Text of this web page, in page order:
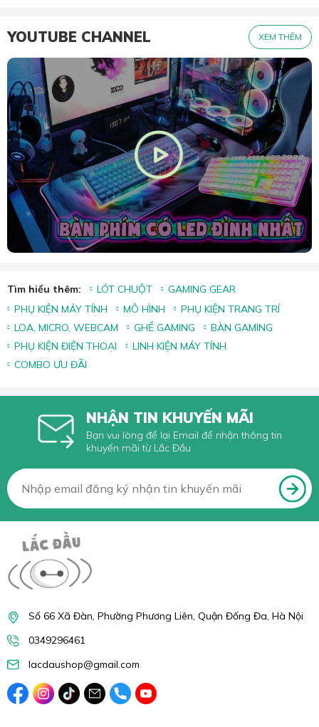
YOUTUBE CHANNEL XEM THÊM
Tìm hiểu thêm: LÓT CHUỘT
GAMING GEAR
PHỤ KIỆN MÁY TÍNH
MÔ HÌNH
PHỤ KIỆN TRANG TRÍ
LOA, MICRO, WEBCAM
GHẾ GAMING
BÀN GAMING
PHỤ KIỆN ĐIỆN THOẠI
LINH KIỆN MÁY TÍNH
COMBO ƯU ĐÃI
NHẬN TIN KHUYẾN MÃI
Bạn vui lòng để lại Email để nhận thông tin
khuyến mãi từ Lắc Đầu
Số 66 Xã Đàn, Phường Phương Liên, Quận Đống Đa, Hà Nội
0349296461
lacdaushop@gmail.com